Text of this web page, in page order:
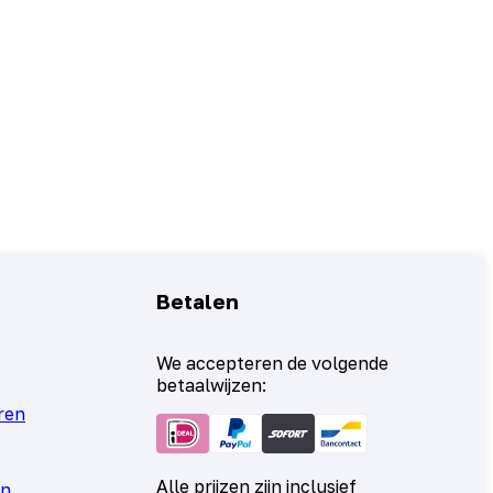
Betalen
We accepteren de volgende
betaalwijzen:
Alle prijzen zijn inclusief